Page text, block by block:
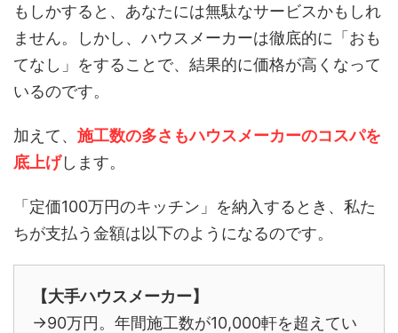
もしかすると、あなたには無駄なサービスかもしれ
ません。しかし、ハウスメーカーは徹底的に「おも
てなし」をすることで、結果的に価格が高くなって
いるのです。
加えて、 施工数の多さもハウスメーカーのコスパを
底上げします。
「定価100万円のキッチン」を納入するとき、私た
ちが支払う金額は以下のようになるのです。
【大手ハウスメーカー】
→90万円。年間施工数が10,000軒を超えてい